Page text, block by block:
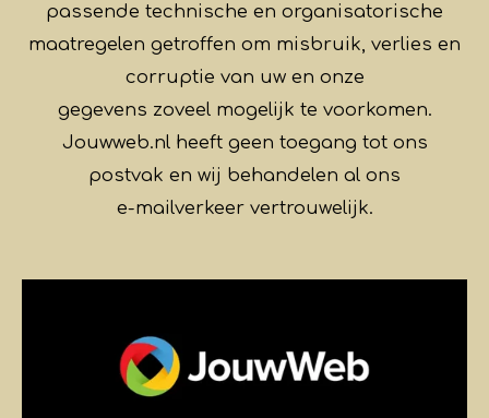
passende technische en organisatorische
maatregelen getroffen om misbruik, verlies en
corruptie van uw en onze
gegevens zoveel mogelijk te voorkomen.
Jouwweb.nl heeft geen toegang tot ons
postvak en wij behandelen al ons
e-mailverkeer vertrouwelijk.